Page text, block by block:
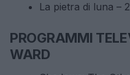
La pietra di luna –
PROGRAMMI
WARD